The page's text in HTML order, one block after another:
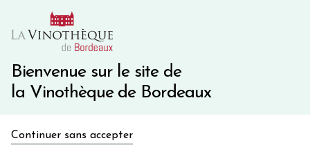
Bienvenue sur le site de
la Vinothèque de Bordeaux
Continuer sans accepter
10€ de remise immédiate sur votre première commande
Une question ?
en bon d'achat